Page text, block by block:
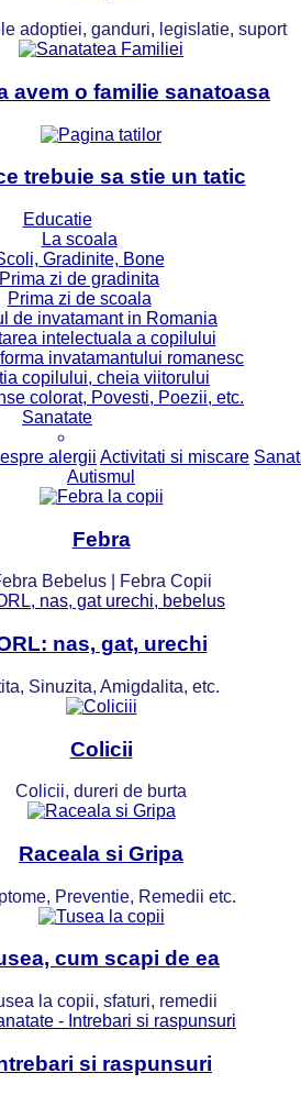
adoptiei, ganduri, legislatie, suport
avem o familie sanatoasa
trebuie sa stie un tatic
Educatie
La scoala
Gradinite, Bone
Prima zi de gradinita
Prima zi de scoala
de invatamant in Romania
intelectuala a copilului
invatamantului romanesc
copilului, cheia viitorului
colorat, Povesti, Poezii, etc.
Sanatate
alergii Activitati si miscare
Autismul
Febra
Bebelus | Febra Copii
nas, gat, urechi
Sinuzita, Amigdalita, etc.
Colicii
Colicii, dureri de burta
Raceala si Gripa
Preventie, Remedii etc.
cum scapi de ea
la copii, sfaturi, remedii
si raspunsuri